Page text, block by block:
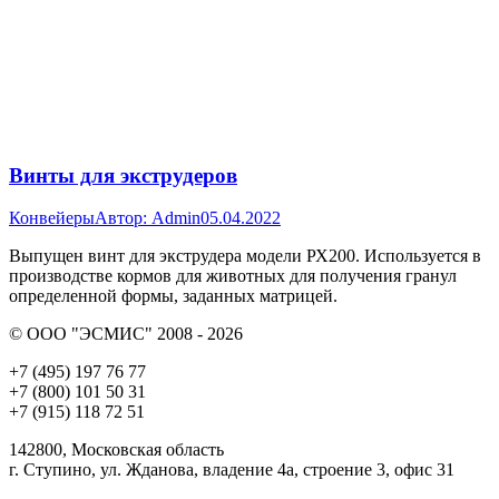
Винты для экструдеров
КонвейерыАвтор: Admin05.04.2022
Выпущен винт для экструдера модели РХ200. Используется в
производстве кормов для животных для получения гранул
определенной формы, заданных матрицей.
© ООО "ЭСМИС" 2008 - 2026
+7 (495) 197 76 77
+7 (800) 101 50 31
+7 (915) 118 72 51
142800, Московская область
г. Ступино, ул. Жданова, владение 4а, строение 3, офис 31